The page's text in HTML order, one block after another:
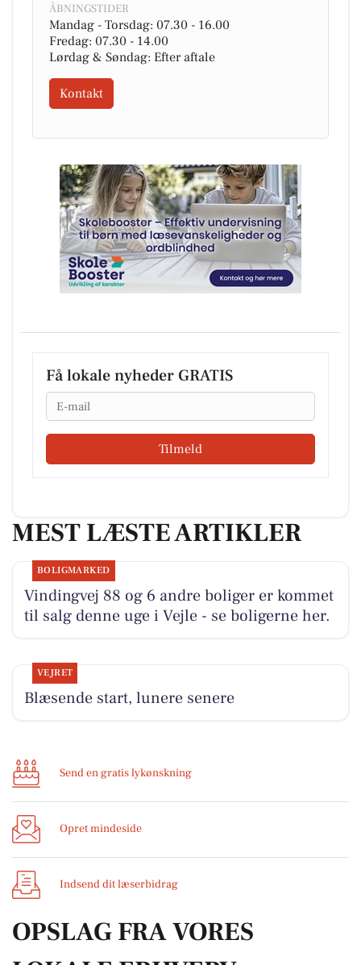
ÅBNINGSTIDER
Mandag - Torsdag: 07.30 - 16.00
Fredag: 07.30 - 14.00
Lørdag & Søndag: Efter aftale
Kontakt
Få lokale nyheder GRATIS
Email
Tilmeld
MEST LÆSTE ARTIKLER
BOLIGMARKED
Vindingvej 88 og 6 andre boliger er kommet
til salg denne uge i Vejle - se boligerne her.
VEJRET
Blæsende start, lunere senere
Send en gratis lykønskning
Opret mindeside
Indsend dit læserbidrag
OPSLAG FRA VORES